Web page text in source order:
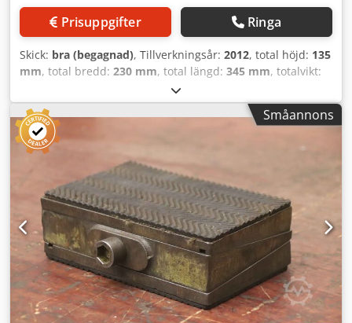
Prisuppgifter Ringa
Skick: bra (begagnad), Tillverkningsår: 2012, total höjd: 135
mm, total bredd: 230 mm, total längd: 345 mm, totalvikt:
, BWF - RK5 MASKIN-ID 9762 Tillverkare: BWF Typ:
RK5 Tillverkningsår: 2012 Längd: 345 mm Bredd: 230 mm
Dkodpfx Aezqm Ndshkjr Höjd: 135 mm Vikt: 30 kg Vänligen
notera: Informationen på denna sida har sammanställts
efter bästa möjliga förmåga och, i den mån det är möjligt,
hämtats från tillverkaren. Informationen lämnas i god tro,
men noggrannheten kan inte garanteras. Följaktligen utgör
informationen inte en garanti eller ett avtal. Vi
rekommenderar att du kontrollerar alla viktiga detaljer.
Småannons